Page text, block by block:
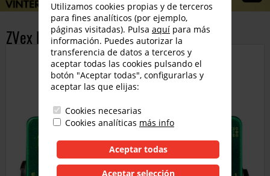
ZVex Fuzz Factory Conmemorativo
Utilizamos cookies propias y de terceros
para fines analíticos (por ejemplo,
páginas visitadas). Pulsa aquí para más
información. Puedes autorizar la
transferencia de datos a terceros y
aceptar todas las cookies pulsando el
botón "Aceptar todas", configurarlas y
aceptar las que elijas:
Cookies necesarias
Cookies analíticas más info
Aceptar todas
Aceptar selección